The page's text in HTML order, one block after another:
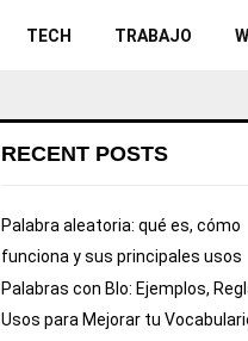
TECH TRABAJO
RECENT POSTS
Palabra aleatoria: qué es, cómo
funciona y sus principales usos
Palabras con Blo: Ejemplos,
Usos para Mejorar tu